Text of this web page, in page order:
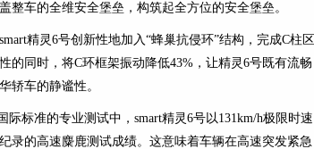
整车的全维安全堡垒，构筑起全方位的安全堡垒。
精灵6号创新性地加入“蜂巢抗侵环”结构，完成C柱区
的同时，将C环框架振动降低43%，让精灵6号既有流畅
轿车的静谧性。
际标准的专业测试中，smart精灵6号以131km/h极限时速
录的高速麋鹿测试成绩。这意味着车辆在高速突发紧急